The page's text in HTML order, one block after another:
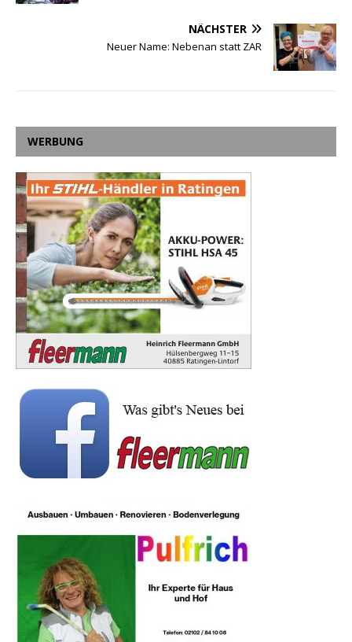
NÄCHSTER
Neuer Name: Nebenan statt ZAR
WERBUNG